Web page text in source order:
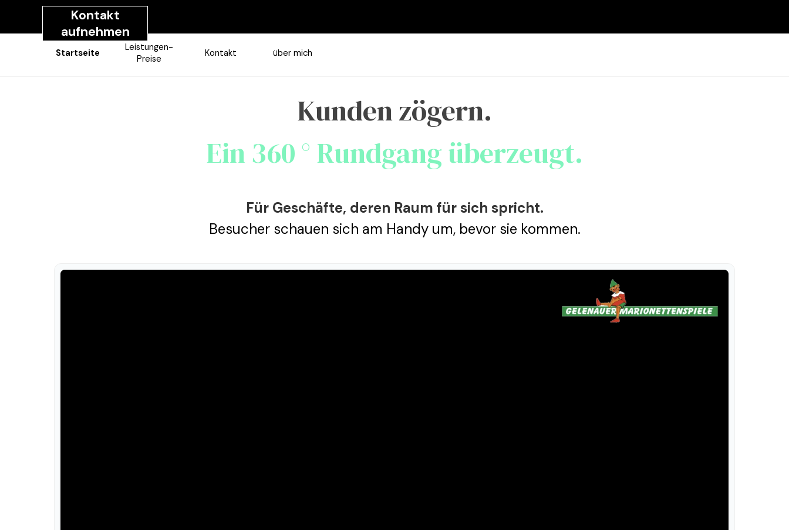
Direkt zum Seiteninhalt
Startseite
Leistungen-
Preise
Kontakt über mich
Kontakt
aufnehmen
Kunden zögern.
Ein 360 ° Rundgang überzeugt.
Für Geschäfte, deren Raum für sich spricht.
Besucher schauen sich am Handy um, bevor sie kommen.